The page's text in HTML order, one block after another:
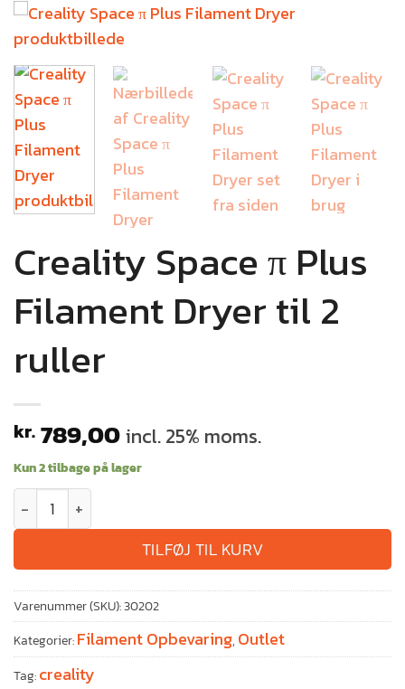
Creality Space π Plus
Filament Dryer til 2
ruller
kr. 789,00incl. 25% moms.
Kun 2 tilbage på lager
TILFØJ TIL KURV
Varenummer (SKU):30202
Kategorier:Filament Opbevaring, Outlet
Tag:creality